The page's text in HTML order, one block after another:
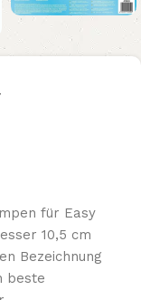
für Easy
10,5 cm
Bezeichnung
beste